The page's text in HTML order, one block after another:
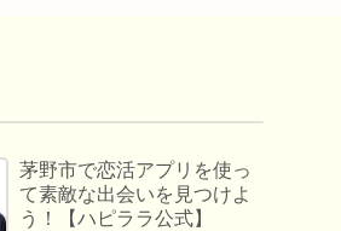
茅野市で恋活アプリを使っ
て素敵な出会いを見つけよ
う！【ハピララ公式】